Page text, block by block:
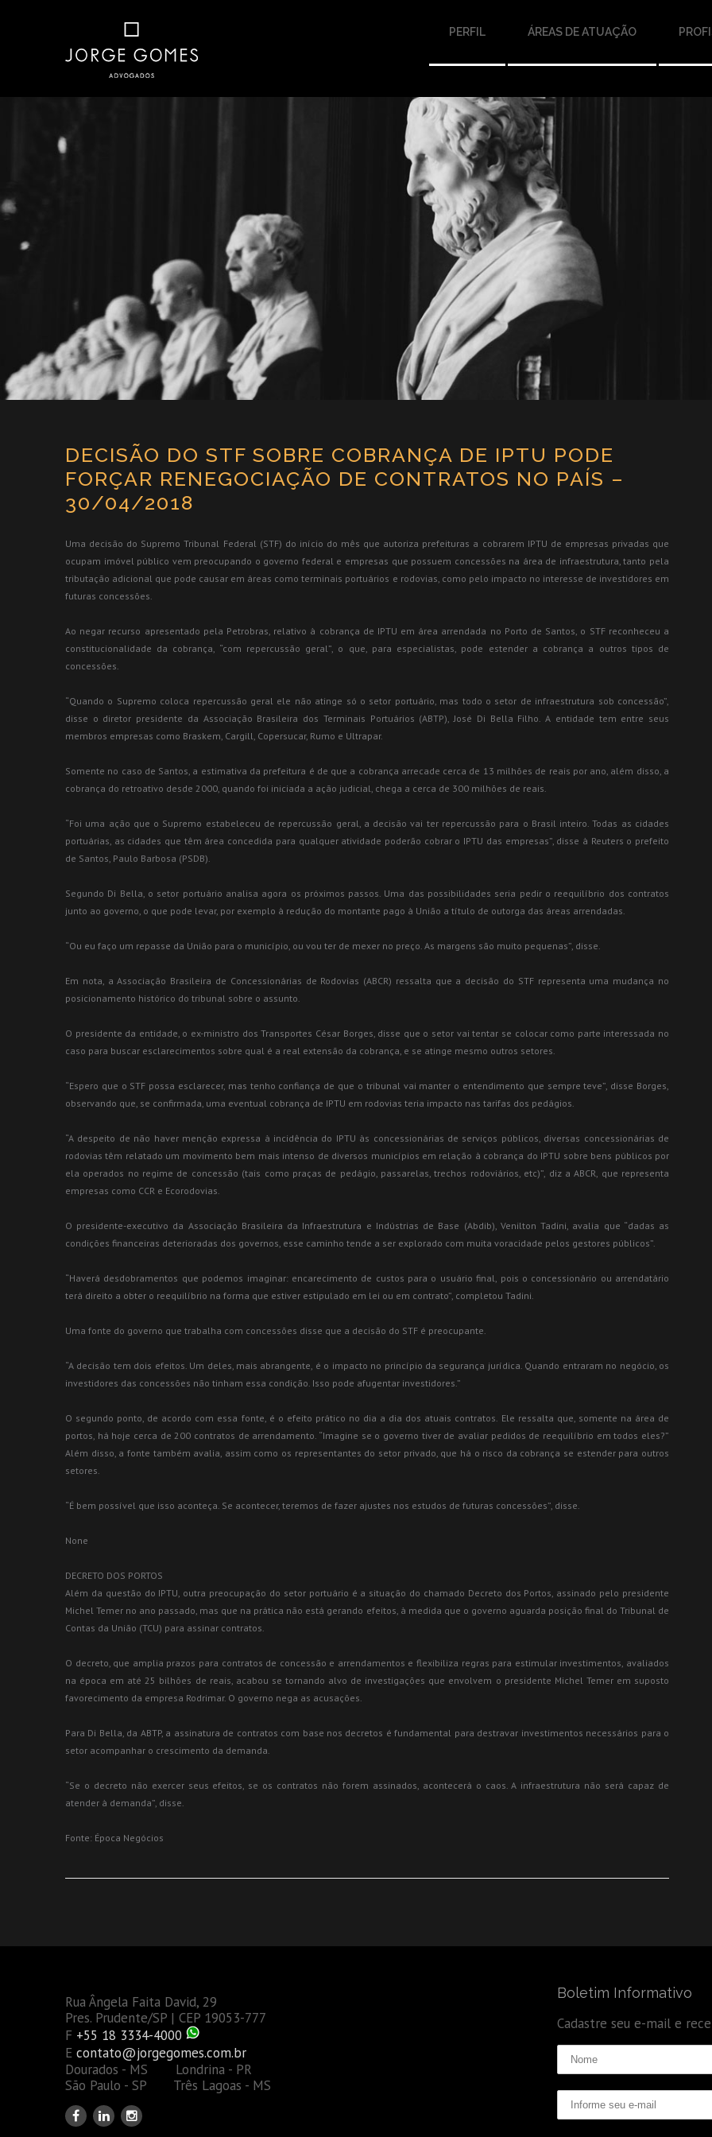
PERFIL ÁREAS DE ATUAÇÃO
DECISÃO DO STF SOBRE COBRANÇA DE IPTU PODE
FORÇAR RENEGOCIAÇÃO DE CONTRATOS NO PAÍS –
30/04/2018
Uma decisão do Supremo Tribunal Federal (STF) do início do mês que autoriza prefeituras a cobrarem IPTU de empresas privadas que
ocupam imóvel público vem preocupando o governo federal e empresas que possuem concessões na área de infraestrutura, tanto pela
tributação adicional que pode causar em áreas como terminais portuários e rodovias, como pelo impacto no interesse de investidores em
futuras concessões.
Ao negar recurso apresentado pela Petrobras, relativo à cobrança de IPTU em área arrendada no Porto de Santos, o STF reconheceu a
constitucionalidade da cobrança, “com repercussão geral”, o que, para especialistas, pode estender a cobrança a outros tipos de
concessões.
“Quando o Supremo coloca repercussão geral ele não atinge só o setor portuário, mas todo o setor de infraestrutura sob concessão”,
disse o diretor presidente da Associação Brasileira dos Terminais Portuários (ABTP), José Di Bella Filho. A entidade tem entre seus
membros empresas como Braskem, Cargill, Copersucar, Rumo e Ultrapar.
Somente no caso de Santos, a estimativa da prefeitura é de que a cobrança arrecade cerca de 13 milhões de reais por ano, além disso, a
cobrança do retroativo desde 2000, quando foi iniciada a ação judicial, chega a cerca de 300 milhões de reais.
“Foi uma ação que o Supremo estabeleceu de repercussão geral, a decisão vai ter repercussão para o Brasil inteiro. Todas as cidades
portuárias, as cidades que têm área concedida para qualquer atividade poderão cobrar o IPTU das empresas”, disse à Reuters o prefeito
de Santos, Paulo Barbosa (PSDB).
Segundo Di Bella, o setor portuário analisa agora os próximos passos. Uma das possibilidades seria pedir o reequilíbrio dos contratos
junto ao governo, o que pode levar, por exemplo à redução do montante pago à União a título de outorga das áreas arrendadas.
“Ou eu faço um repasse da União para o município, ou vou ter de mexer no preço. As margens são muito pequenas”, disse.
Em nota, a Associação Brasileira de Concessionárias de Rodovias (ABCR) ressalta que a decisão do STF representa uma mudança no
posicionamento histórico do tribunal sobre o assunto.
O presidente da entidade, o ex-ministro dos Transportes César Borges, disse que o setor vai tentar se colocar como parte interessada no
caso para buscar esclarecimentos sobre qual é a real extensão da cobrança, e se atinge mesmo outros setores.
“Espero que o STF possa esclarecer, mas tenho confiança de que o tribunal vai manter o entendimento que sempre teve”, disse Borges,
observando que, se confirmada, uma eventual cobrança de IPTU em rodovias teria impacto nas tarifas dos pedágios.
“A despeito de não haver menção expressa à incidência do IPTU às concessionárias de serviços públicos, diversas concessionárias de
rodovias têm relatado um movimento bem mais intenso de diversos municípios em relação à cobrança do IPTU sobre bens públicos por
ela operados no regime de concessão (tais como praças de pedágio, passarelas, trechos rodoviários, etc)”, diz a ABCR, que representa
empresas como CCR e Ecorodovias.
O presidente-executivo da Associação Brasileira da Infraestrutura e Indústrias de Base (Abdib), Venilton Tadini, avalia que “dadas as
condições financeiras deterioradas dos governos, esse caminho tende a ser explorado com muita voracidade pelos gestores públicos”.
“Haverá desdobramentos que podemos imaginar: encarecimento de custos para o usuário final, pois o concessionário ou arrendatário
terá direito a obter o reequilíbrio na forma que estiver estipulado em lei ou em contrato”, completou Tadini.
Uma fonte do governo que trabalha com concessões disse que a decisão do STF é preocupante.
“A decisão tem dois efeitos. Um deles, mais abrangente, é o impacto no princípio da segurança jurídica. Quando entraram no negócio, os
investidores das concessões não tinham essa condição. Isso pode afugentar investidores.”
O segundo ponto, de acordo com essa fonte, é o efeito prático no dia a dia dos atuais contratos. Ele ressalta que, somente na área de
portos, há hoje cerca de 200 contratos de arrendamento. “Imagine se o governo tiver de avaliar pedidos de reequilíbrio em todos eles?”
Além disso, a fonte também avalia, assim como os representantes do setor privado, que há o risco da cobrança se estender para outros
setores.
“É bem possível que isso aconteça. Se acontecer, teremos de fazer ajustes nos estudos de futuras concessões”, disse.
None
DECRETO DOS PORTOS
Além da questão do IPTU, outra preocupação do setor portuário é a situação do chamado Decreto dos Portos, assinado pelo presidente
Michel Temer no ano passado, mas que na prática não está gerando efeitos, à medida que o governo aguarda posição final do Tribunal de
Contas da União (TCU) para assinar contratos.
O decreto, que amplia prazos para contratos de concessão e arrendamentos e flexibiliza regras para estimular investimentos, avaliados
na época em até 25 bilhões de reais, acabou se tornando alvo de investigações que envolvem o presidente Michel Temer em suposto
favorecimento da empresa Rodrimar. O governo nega as acusações.
Para Di Bella, da ABTP, a assinatura de contratos com base nos decretos é fundamental para destravar investimentos necessários para o
setor acompanhar o crescimento da demanda.
“Se o decreto não exercer seus efeitos, se os contratos não forem assinados, acontecerá o caos. A infraestrutura não será capaz de
atender à demanda”, disse.
Fonte: Época Negócios
Rua Ângela Faita David, 29
Pres. Prudente/SP | CEP 19053-777
F +55 18 3334-4000
E contato@jorgegomes.com.br
Dourados - MS Londrina - PR
São Paulo - SP Três Lagoas - MS
Boletim Informativo
Cadastre seu e-mail e